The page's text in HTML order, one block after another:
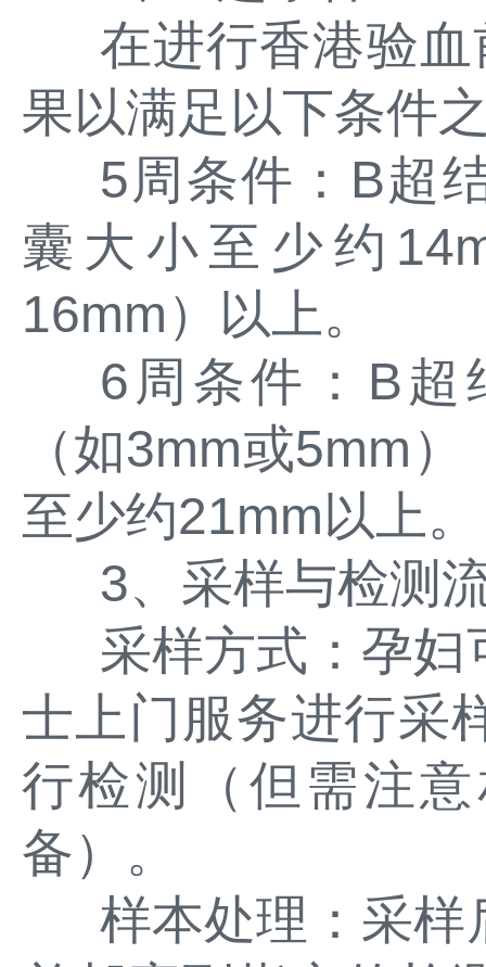
在进行香港验
果以满足以下条件
5周条件：B超
囊大小至少约
16mm）以上。
6周条件：B超
（如3mm或5mm
至少约21mm以上。
3、采样与检测
采样方式：孕
士上门服务进行采
行检测（但需注
备）。
样本处理：采样